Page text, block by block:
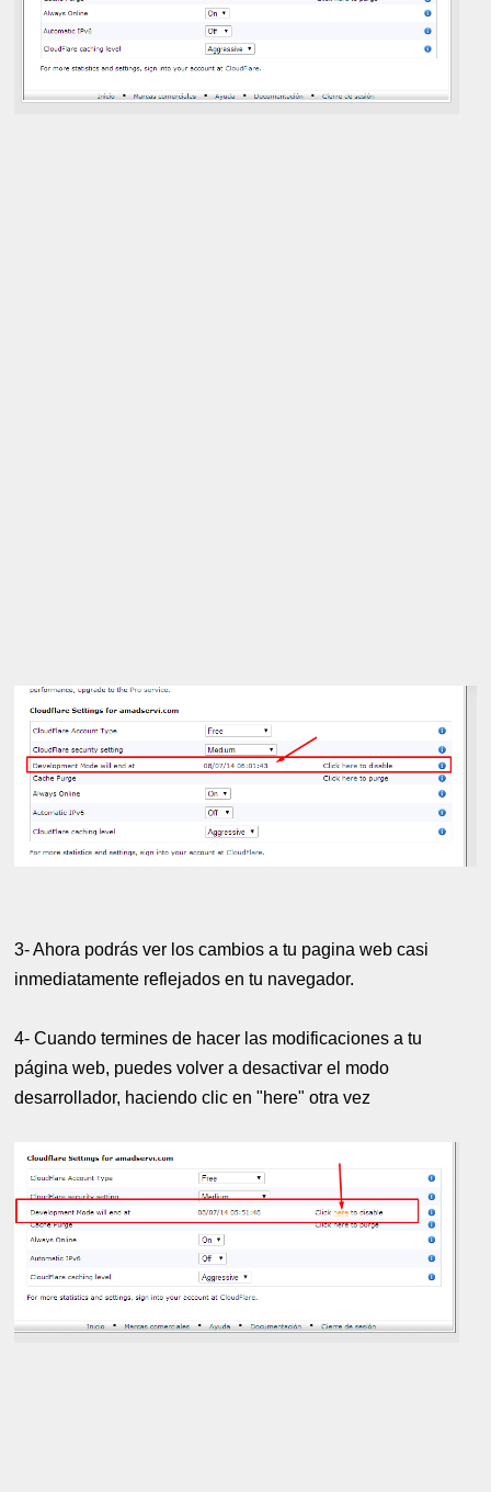
3- Ahora podrás ver los cambios a tu pagina web casi
inmediatamente reflejados en tu navegador.
4- Cuando termines de hacer las modificaciones a tu
página web, puedes volver a desactivar el modo
desarrollador, haciendo clic en "here" otra vez